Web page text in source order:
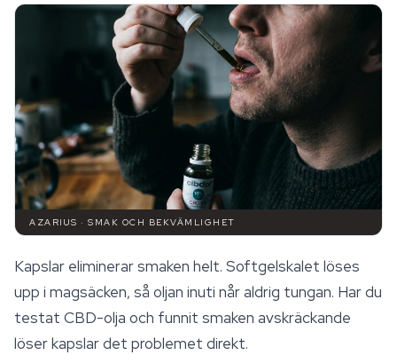
AZARIUS · SMAK OCH BEKVÄMLIGHET
Kapslar eliminerar smaken helt. Softgelskalet löses
upp i magsäcken, så oljan inuti når aldrig tungan. Har du
testat CBD-olja och funnit smaken avskräckande
löser kapslar det problemet direkt.